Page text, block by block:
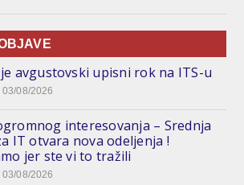
avgustovski upisni rok na ITS-u
03/08/2026
interesovanja – Srednja
IT otvara nova odeljenja !
jer ste vi to tražili
03/08/2026